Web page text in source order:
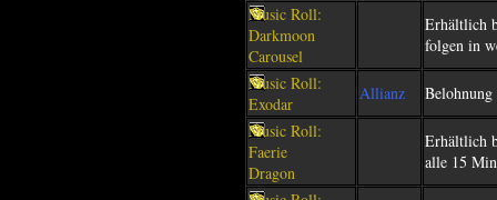
Music Roll:
Darkmoon
Carousel
Erhältlich
folgen in
Music Roll:
Exodar
Allianz
Music Roll:
Faerie
Dragon
Erhältlich
alle 15